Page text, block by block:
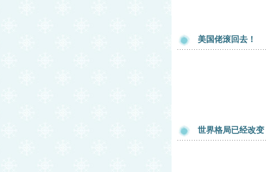
美国佬滚回去！
世界格局已经改